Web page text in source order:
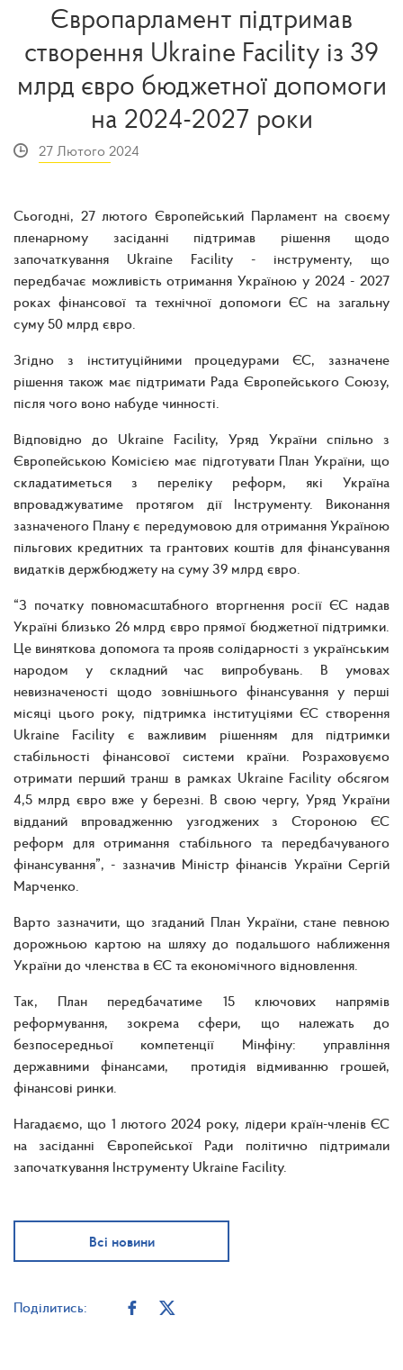
Європарламент підтримав
створення Ukraine Facility із 39
млрд євро бюджетної допомоги
на 2024-2027 роки
27 Лютого 2024
Сьогодні, 27 лютого Європейський Парламент на своєму
пленарному засіданні підтримав рішення щодо
започаткування Ukraine Facility - інструменту, що
передбачає можливість отримання Україною у 2024 - 2027
роках фінансової та технічної допомоги ЄС на загальну
суму 50 млрд євро.
Згідно з інституційними процедурами ЄС, зазначене
рішення також має підтримати Рада Європейського Союзу,
після чого воно набуде чинності.
Відповідно до Ukraine Facility, Уряд України спільно з
Європейською Комісією має підготувати План України, що
складатиметься з переліку реформ, які Україна
впроваджуватиме протягом дії Інструменту. Виконання
зазначеного Плану є передумовою для отримання Україною
пільгових кредитних та грантових коштів для фінансування
видатків держбюджету на суму 39 млрд євро.
“З початку повномасштабного вторгнення росії ЄС надав
Україні близько 26 млрд євро прямої бюджетної підтримки.
Це виняткова допомога та прояв солідарності з українським
народом у складний час випробувань. В умовах
невизначеності щодо зовнішнього фінансування у перші
місяці цього року, підтримка інституціями ЄС створення
Ukraine Facility є важливим рішенням для підтримки
стабільності фінансової системи країни. Розраховуємо
отримати перший транш в рамках Ukraine Facility обсягом
4,5 млрд євро вже у березні. В свою чергу, Уряд України
відданий впровадженню узгоджених з Стороною ЄС
реформ для отримання стабільного та передбачуваного
фінансування”, - зазначив Міністр фінансів України Сергій
Марченко.
Варто зазначити, що згаданий План України, стане певною
дорожньою картою на шляху до подальшого наближення
України до членства в ЄС та економічного відновлення.
Так, План передбачатиме 15 ключових напрямів
реформування, зокрема сфери, що належать до
безпосередньої компетенції Мінфіну: управління
державними фінансами, протидія відмиванню грошей,
фінансові ринки.
Нагадаємо, що 1 лютого 2024 року, лідери країн-членів ЄС
на засіданні Європейської Ради політично підтримали
започаткування Інструменту Ukraine Facility.
Всі новини
Поділитись: